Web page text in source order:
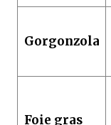
Gorgonzola
Foie gras